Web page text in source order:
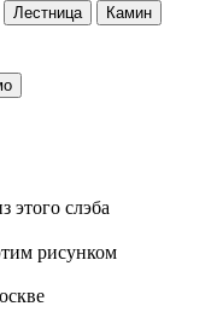
Лестница
Камин
этого слэба
рисунком